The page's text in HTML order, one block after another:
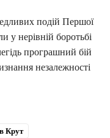
подій Першої
у нерівній боротьбі
програшний бій
незалежності
Крут